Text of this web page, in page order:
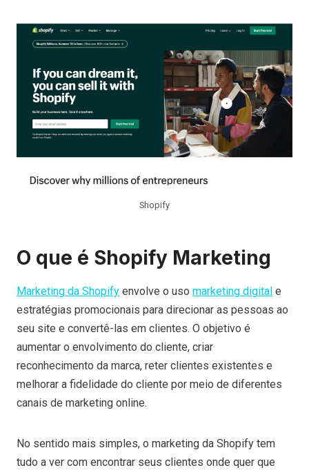
Shopify
O que é Shopify Marketing
Marketing da Shopify envolve o uso marketing digital e
estratégias promocionais para direcionar as pessoas ao
seu site e convertê-las em clientes. O objetivo é
aumentar o envolvimento do cliente, criar
reconhecimento da marca, reter clientes existentes e
melhorar a fidelidade do cliente por meio de diferentes
canais de marketing online.
No sentido mais simples, o marketing da Shopify tem
tudo a ver com encontrar seus clientes onde quer que